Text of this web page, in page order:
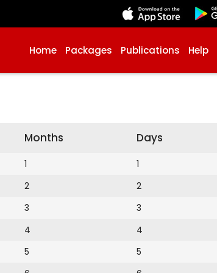
Home Packages Publications Help
Months
1
2
3
4
5
Days
1
2
3
4
5